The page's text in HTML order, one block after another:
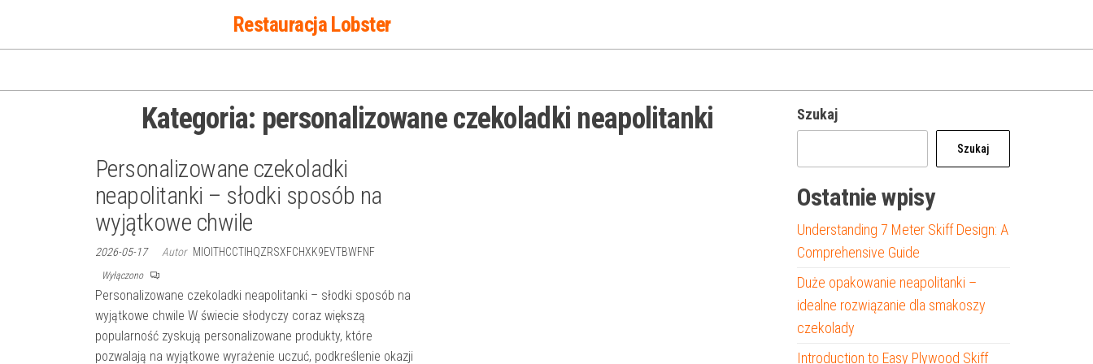
Restauracja Lobster
Kategoria: personalizowane czekoladki neapolitanki
Personalizowane czekoladki
neapolitanki – słodki sposób na
wyjątkowe chwile
2026-05-17 Autor MIOITHCCTIHQZRSXFCHXK9EVTBWFNF
Wyłączono
Personalizowane czekoladki neapolitanki – słodki sposób na
wyjątkowe chwile W świecie słodyczy coraz większą
popularność zyskują personalizowane produkty, które
pozwalają na wyjątkowe wyrażenie uczuć, podkreślenie okazji
Szukaj
Szukaj
Ostatnie wpisy
Understanding 7 Meter Skiff Design: A
Comprehensive Guide
Duże opakowanie neapolitanki –
idealne rozwiązanie dla smakoszy
czekolady
Introduction to Easy Plywood Skiff